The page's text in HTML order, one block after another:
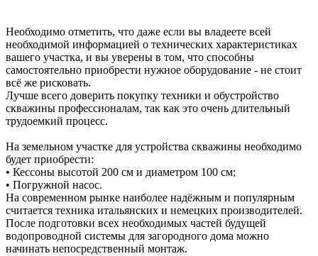
Необходимо отметить, что даже если вы владеете всей
необходимой информацией о технических характеристиках
вашего участка, и вы уверены в том, что способны
самостоятельно приобрести нужное оборудование - не стоит
всё же рисковать.
Лучше всего доверить покупку техники и обустройство
скважины профессионалам, так как это очень длительный
трудоемкий процесс.
На земельном участке для устройства скважины необходимо
будет приобрести:
• Кессоны высотой 200 см и диаметром 100 см;
• Погружной насос.
На современном рынке наиболее надёжным и популярным
считается техника итальянских и немецких производителей.
После подготовки всех необходимых частей будущей
водопроводной системы для загородного дома можно
начинать непосредственный монтаж.